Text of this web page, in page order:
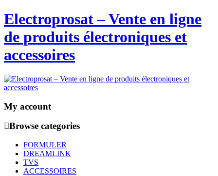
Electroprosat – Vente en ligne
de produits électroniques et
accessoires
My account
Browse categories
FORMULER
DREAMLINK
TVS
ACCESSOIRES